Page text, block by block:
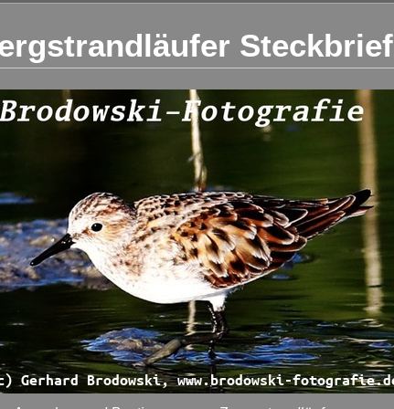
Steckbrief